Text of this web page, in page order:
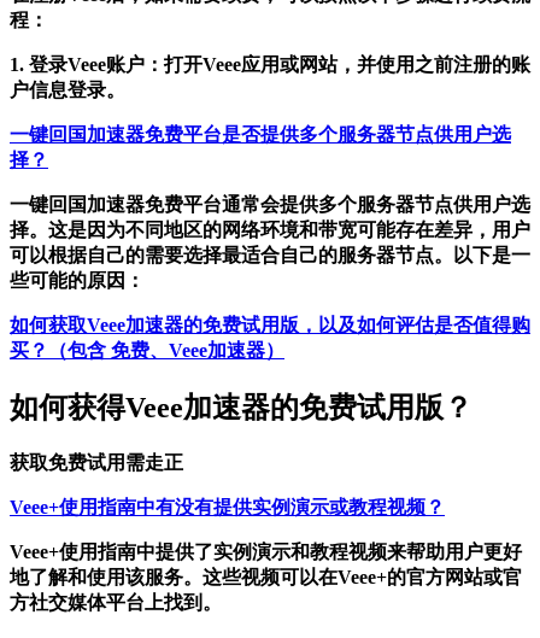
程：
1. 登录Veee账户：打开Veee应用或网站，并使用之前注册的账
户信息登录。
一键回国加速器免费平台是否提供多个服务器节点供用户选
择？
一键回国加速器免费平台通常会提供多个服务器节点供用户选
择。这是因为不同地区的网络环境和带宽可能存在差异，用户
可以根据自己的需要选择最适合自己的服务器节点。以下是一
些可能的原因：
如何获取Veee加速器的免费试用版，以及如何评估是否值得购
买？（包含 免费、Veee加速器）
如何获得Veee加速器的免费试用版？
获取免费试用需走正
Veee+使用指南中有没有提供实例演示或教程视频？
Veee+使用指南中提供了实例演示和教程视频来帮助用户更好
地了解和使用该服务。这些视频可以在Veee+的官方网站或官
方社交媒体平台上找到。